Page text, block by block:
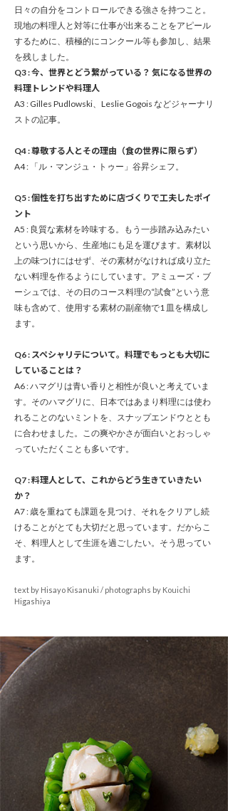
日々の自分をコントロールできる強さを持つこと。
現地の料理人と対等に仕事が出来ることをアピール
するために、積極的にコンクール等も参加し、結果
を残しました。
Q3 : 今、世界とどう繋がっている？ 気になる世界の
料理トレンドや料理人
A3 : Gilles Pudlowski、Leslie Gogois などジャーナリ
ストの記事。
Q4 : 尊敬する人とその理由（食の世界に限らず）
A4 : 「ル・マンジュ・トゥー」谷昇シェフ。
Q5 : 個性を打ち出すために店づくりで工夫したポイ
ント
A5 : 良質な素材を吟味する。もう一歩踏み込みたい
という思いから、生産地にも足を運びます。素材以
上の味つけにはせず、その素材がなければ成り立た
ない料理を作るようにしています。アミューズ・ブ
ーシュでは、その日のコース料理の“試食”という意
味も含めて、使用する素材の副産物で1 皿を構成し
ます。
Q6 : スペシャリテについて。料理でもっとも大切に
していることは？
A6 : ハマグリは青い香りと相性が良いと考えていま
す。そのハマグリに、日本ではあまり料理には使わ
れることのないミントを、スナップエンドウととも
に合わせました。この爽やかさが面白いとおっしゃ
っていただくことも多いです。
Q7 : 料理人として、これからどう生きていきたい
か？
A7 : 歳を重ねても課題を見つけ、それをクリアし続
けることがとても大切だと思っています。だからこ
そ、料理人として生涯を過ごしたい。そう思ってい
ます。
text by Hisayo Kisanuki / photographs by Kouichi
Higashiya